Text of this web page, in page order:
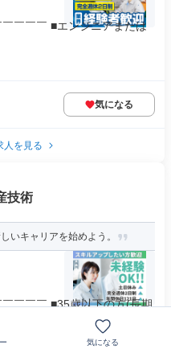
￣￣￣ ■エンジニアまたは
気になる
人を見る
技術
いキャリアを始めよう。
￣￣￣ ■35歳以下の方(長期
気になる